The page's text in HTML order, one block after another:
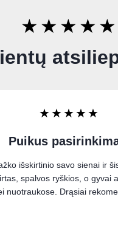
★★★★★
★★★★★
Labai
paveikslą ant drobės ir esu
Puikiai įsilieja į mano